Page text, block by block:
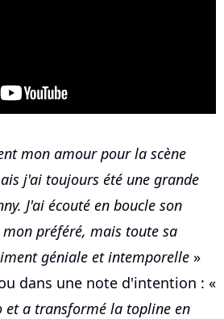
mon amour pour la scène
j'ai toujours été une grande
J'ai écouté en boucle son
préféré, mais toute sa
géniale et intemporelle »
dans une note d'intention : «
et a transformé la topline en